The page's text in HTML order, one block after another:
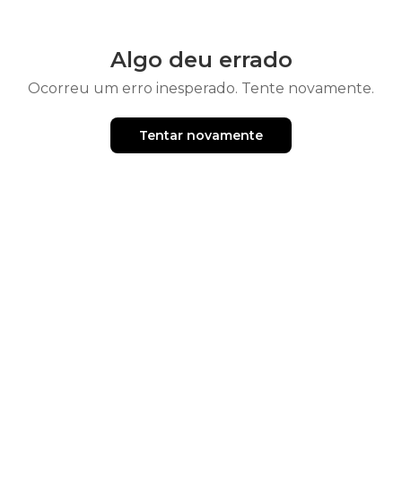
Algo deu errado
Ocorreu um erro inesperado. Tente novamente.
Tentar novamente